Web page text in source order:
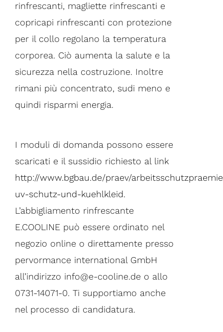
rinfrescanti, magliette rinfrescanti e
copricapi rinfrescanti con protezione
per il collo regolano la temperatura
corporea. Ciò aumenta la salute e la
sicurezza nella costruzione. Inoltre
rimani più concentrato, sudi meno e
quindi risparmi energia.
I moduli di domanda possono essere
scaricati e il sussidio richiesto al link
http://www.bgbau.de/praev/
uv-schutz-und-kuehlkleid.
L’abbigliamento rinfrescante
E.COOLINE può essere ordinato nel
negozio online o direttamente presso
pervormance international GmbH
all’indirizzo info@e-cooline.de o allo
0731-14071-0. Ti supportiamo anche
nel processo di candidatura.